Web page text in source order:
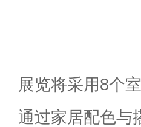
展览将采用8个
通过家居配色与